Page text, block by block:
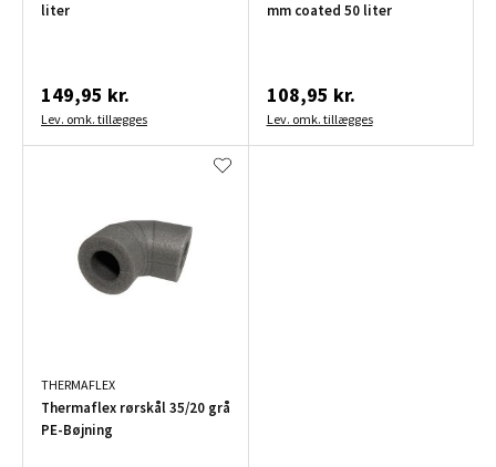
liter
149,95 kr.
Lev. omk. tillægges
mm coated 50 liter
108,95 kr.
Lev. omk. tillægges
THERMAFLEX
Thermaflex rørskål 35/20 grå
PE-Bøjning